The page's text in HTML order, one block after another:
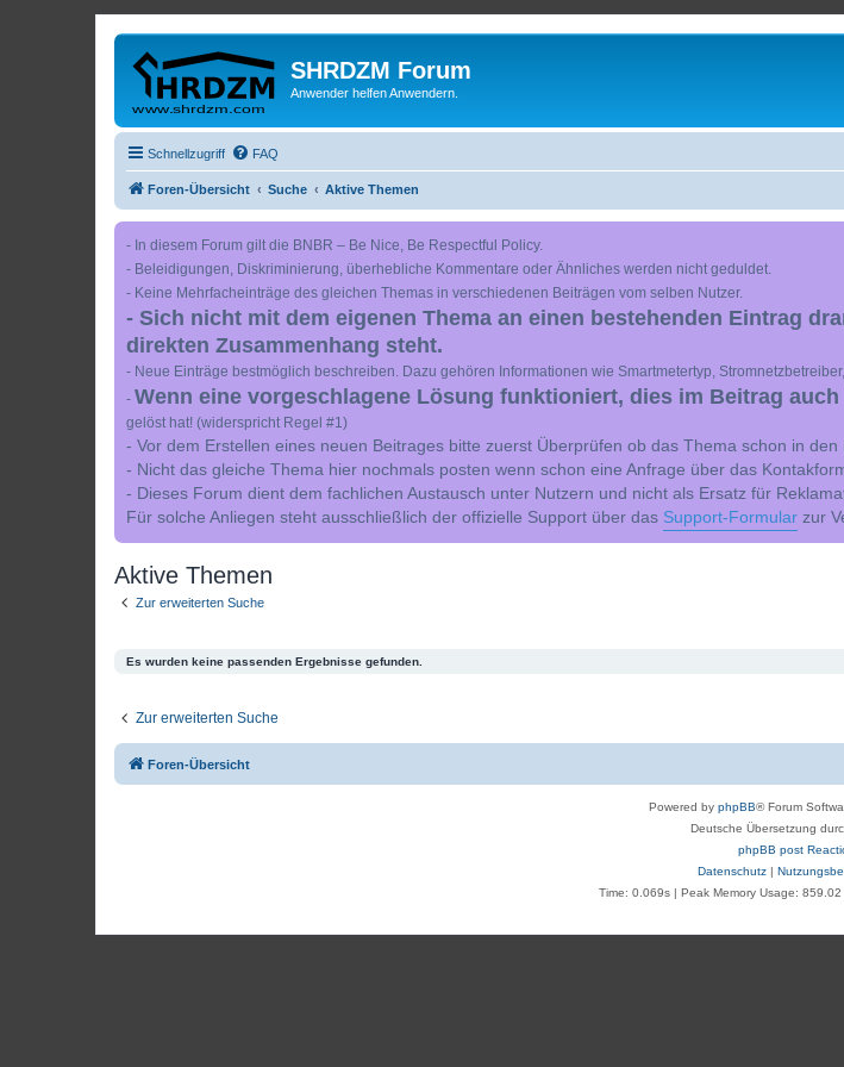
SHRDZM Forum
Anwender helfen Anwendern.
Schnellzugriff FAQ
Foren-Übersicht Suche Aktive Themen
- In diesem Forum gilt die BNBR – Be Nice, Be Respectful Policy.
- Beleidigungen, Diskriminierung, überhebliche Kommentare oder Ähnliches werden nicht geduldet.
- Keine Mehrfacheinträge des gleichen Themas in verschiedenen Beiträgen vom selben Nutzer.
- Sich nicht mit dem eigenen Thema an einen bestehenden Eintrag
direkten Zusammenhang steht.
- Neue Einträge bestmöglich beschreiben. Dazu gehören Informationen wie Smartmetertyp,
- Wenn eine vorgeschlagene Lösung funktioniert, dies im Beitrag
gelöst hat! (widerspricht Regel #1)
- Vor dem Erstellen eines neuen Beitrages bitte zuerst Überprüfen ob das Thema schon in den
- Nicht das gleiche Thema hier nochmals posten wenn schon eine Anfrage über das
- Dieses Forum dient dem fachlichen Austausch unter Nutzern und nicht als Ersatz für
Für solche Anliegen steht ausschließlich der offizielle Support über das Support-Formular zur
Aktive Themen
Zur erweiterten Suche
Es wurden keine passenden Ergebnisse gefunden.
Zur erweiterten Suche
Foren-Übersicht
Powered by phpBB® Forum
Deutsche Übersetzung
phpBB post
Datenschutz|
Time: 0.069s| Peak Memory Usage: 859.02